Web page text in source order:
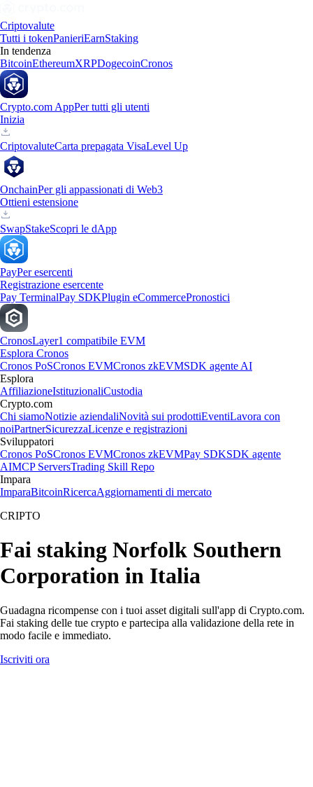
Criptovalute
Tutti i tokenPanieriEarnStaking
In tendenza
BitcoinEthereumXRPDogecoinCronos
Crypto.com AppPer tutti gli utenti
Inizia
CriptovaluteCarta prepagata VisaLevel Up
OnchainPer gli appassionati di Web3
Ottieni estensione
SwapStakeScopri le dApp
PayPer esercenti
Registrazione esercente
Pay TerminalPay SDKPlugin eCommercePronostici
CronosLayer1 compatibile EVM
Esplora Cronos
Cronos PoSCronos EVMCronos zkEVMSDK agente AI
Esplora
AffiliazioneIstituzionaliCustodia
Crypto.com
Chi siamoNotizie aziendaliNovità sui prodottiEventiLavora con
noiPartnerSicurezzaLicenze e registrazioni
Sviluppatori
Cronos PoSCronos EVMCronos zkEVMPay SDKSDK agente
AIMCP ServersTrading Skill Repo
Impara
ImparaBitcoinRicercaAggiornamenti di mercato
CRIPTO
Fai staking Norfolk Southern
Corporation in Italia
Guadagna ricompense con i tuoi asset digitali sull'app di Crypto.com.
Fai staking delle tue crypto e partecipa alla validazione della rete in
modo facile e immediato.
Iscriviti ora